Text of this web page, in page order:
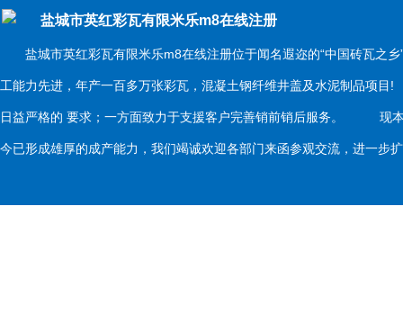
盐城市英红彩瓦有限米乐m8在线注册
盐城市英红彩瓦有限米乐m8在线注册位于闻名遐迩的“中国砖瓦之乡
工能力先进，年产一百多万张彩瓦，混凝土钢纤维井盖及水泥制品项
日益严格的 要求；一方面致力于支援客户完善销前销后服务。 现本
今已形成雄厚的成产能力，我们竭诚欢迎各部门来函参观交流，进一